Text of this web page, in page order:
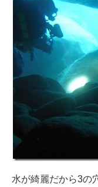
水が綺麗だから3の